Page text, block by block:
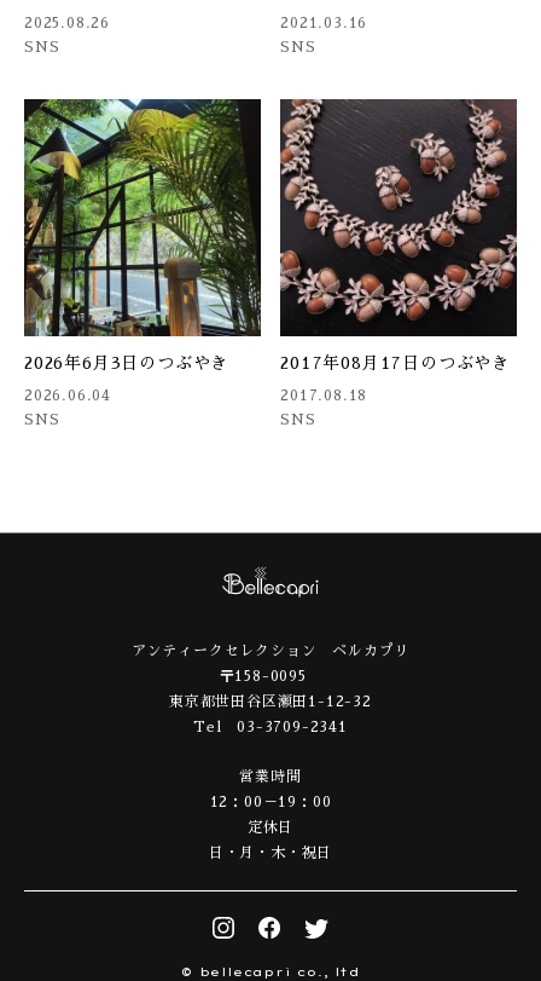
2025.08.26
SNS
2021.03.16
SNS
2026年6月3日のつぶやき
2026.06.04
SNS
2017年08月17日のつぶやき
2017.08.18
SNS
アンティークセレクション ベルカプリ
〒158-0095
東京都世田谷区瀬田1-12-32
Tel 03-3709-2341
営業時間
12：00－19：00
定休日
日・月・木・祝日
© bellecapri co., ltd